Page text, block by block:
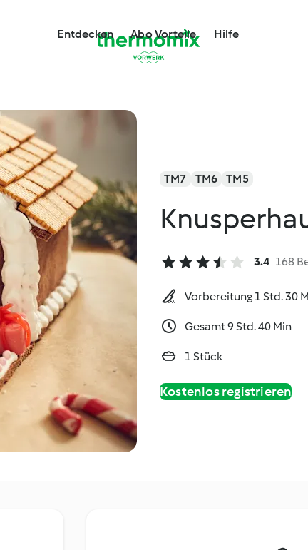
Entdecken Abo Vorteile Hilfe
TM7 TM6 TM5
3.4 168
Vorbereitung 1 Std. 30
Gesamt 9 Std. 40 Min
1 Stück
Kostenlos registrieren